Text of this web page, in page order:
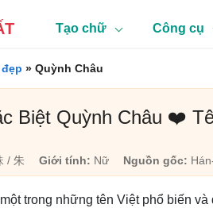
Tạo chữ Công cụ
» Quỳnh Châu
Biệt Quỳnh Châu ❤️
/ 朱 Giới tính: Nữ Nguồn gốc:
trong những tên Việt phổ biến